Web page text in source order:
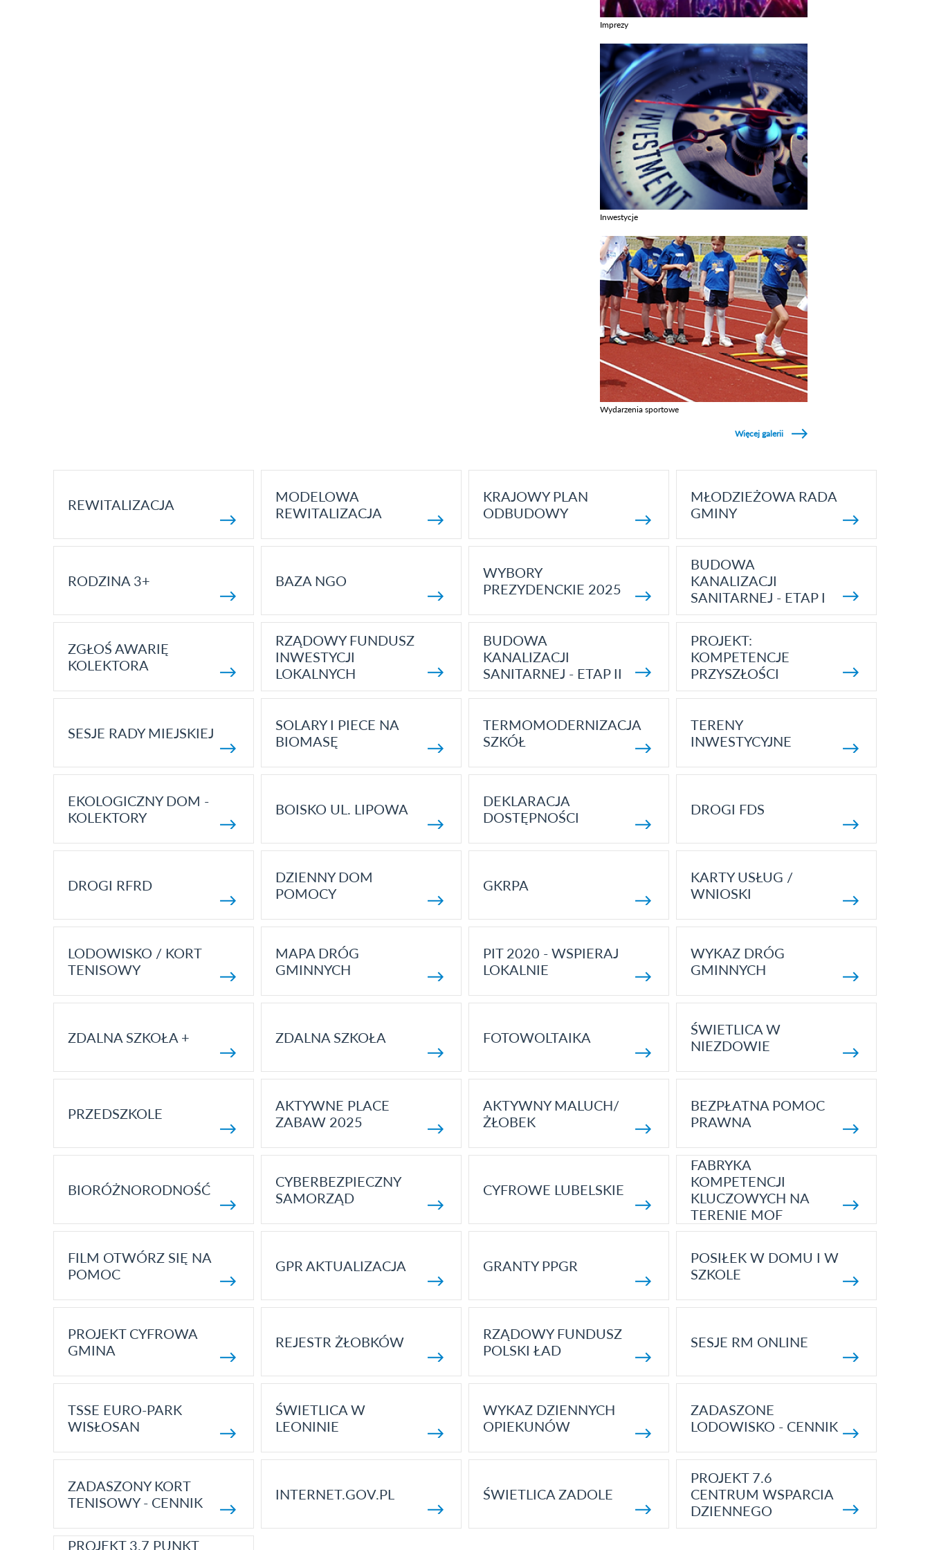
Imprezy
Inwestycje
Wydarzenia sportowe
Więcej galerii
REWITALIZACJA
MODELOWA
REWITALIZACJA
KRAJOWY PLAN
ODBUDOWY
MŁODZIEŻOWA RADA
GMINY
RODZINA 3+ BAZA NGO
WYBORY
PREZYDENCKIE 2025
BUDOWA
KANALIZACJI
SANITARNEJ - ETAP I
ZGŁOŚ AWARIĘ
KOLEKTORA
RZĄDOWY FUNDUSZ
INWESTYCJI
LOKALNYCH
BUDOWA
KANALIZACJI
SANITARNEJ - ETAP II
PROJEKT:
KOMPETENCJE
PRZYSZŁOŚCI
SESJE RADY MIEJSKIEJ
SOLARY I PIECE NA
BIOMASĘ
TERMOMODERNIZACJA
SZKÓŁ
TERENY
INWESTYCYJNE
EKOLOGICZNY DOM -
KOLEKTORY
BOISKO UL. LIPOWA
DEKLARACJA
DOSTĘPNOŚCI
DROGI FDS
DROGI RFRD
DZIENNY DOM
POMOCY
GKRPA
KARTY USŁUG /
WNIOSKI
LODOWISKO / KORT
TENISOWY
MAPA DRÓG
GMINNYCH
PIT 2020 - WSPIERAJ
LOKALNIE
WYKAZ DRÓG
GMINNYCH
ZDALNA SZKOŁA + ZDALNA SZKOŁA FOTOWOLTAIKA
ŚWIETLICA W
NIEZDOWIE
PRZEDSZKOLE
AKTYWNE PLACE
ZABAW 2025
AKTYWNY MALUCH/
ŻŁOBEK
BEZPŁATNA POMOC
PRAWNA
BIORÓŻNORODNOŚĆ
CYBERBEZPIECZNY
SAMORZĄD
CYFROWE LUBELSKIE
FABRYKA
KOMPETENCJI
KLUCZOWYCH NA
TERENIE MOF
FILM OTWÓRZ SIĘ NA
POMOC
GPR AKTUALIZACJA GRANTY PPGR
POSIŁEK W DOMU I W
SZKOLE
PROJEKT CYFROWA
GMINA
REJESTR ŻŁOBKÓW
RZĄDOWY FUNDUSZ
POLSKI ŁAD
SESJE RM ONLINE
TSSE EURO-PARK
WISŁOSAN
ŚWIETLICA W
LEONINIE
WYKAZ DZIENNYCH
OPIEKUNÓW
ZADASZONE
LODOWISKO - CENNIK
ZADASZONY KORT
TENISOWY - CENNIK
INTERNET.GOV.PL ŚWIETLICA ZADOLE
PROJEKT 7.6
CENTRUM WSPARCIA
DZIENNEGO
PROJEKT 3.7 PUNKT